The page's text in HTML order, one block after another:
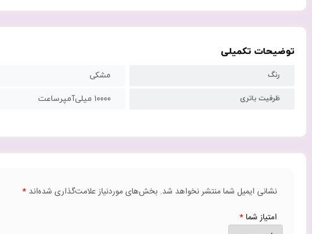
توضیحات تکمیلی
رنگ مشکی
ظرفیت باتری ۱۰۰۰۰ میلی‌آمپرساعت
نشانی ایمیل شما منتشر نخواهد شد. بخش‌های موردنیاز علامت‌گذاری شده‌اند *
امتیاز شما*